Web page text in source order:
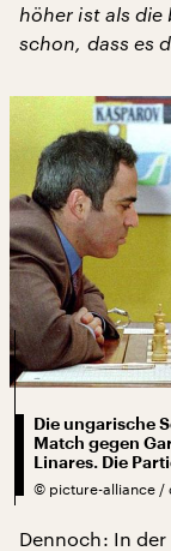
höher ist als die
schon, dass es
Die ungarische
Match gegen
Linares. Die
© picture-alliance /
Dennoch: In